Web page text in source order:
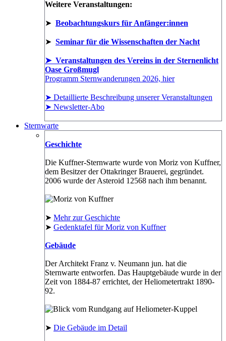
Weitere Veranstaltungen:
➤ Beobachtungskurs für Anfänger:innen
➤ Seminar für die Wissenschaften der Nacht
➤ Veranstaltungen des Vereins in der Sternenlicht
Oase Großmugl
Programm Sternwanderungen 2026, hier
➤ Detaillierte Beschreibung unserer Veranstaltungen
➤ Newsletter-Abo
Sternwarte
Geschichte
Die Kuffner-Sternwarte wurde von Moriz von Kuffner,
dem Besitzer der Ottakringer Brauerei, gegründet.
2006 wurde der Asteroid 12568 nach ihm benannt.
➤ Mehr zur Geschichte
➤ Gedenktafel für Moriz von Kuffner
Gebäude
Der Architekt Franz v. Neumann jun. hat die
Sternwarte entworfen. Das Hauptgebäude wurde in der
Zeit von 1884-87 errichtet, der Heliometertrakt 1890-
92.
➤ Die Gebäude im Detail